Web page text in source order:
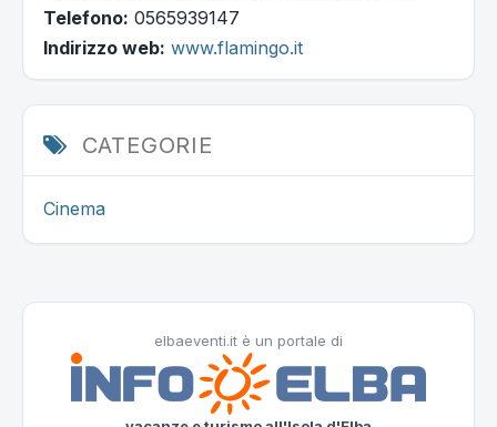
Telefono: 0565939147
Indirizzo web: www.flamingo.it
CATEGORIE
Cinema
elbaeventi.it è un portale di